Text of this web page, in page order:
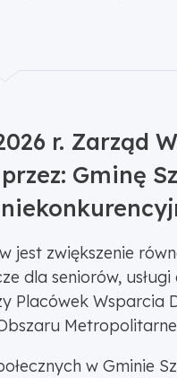
r. Zarząd
przez: Gminę
jest zwiększenie
dla seniorów,
Placówek Wsparcia
w Gminie